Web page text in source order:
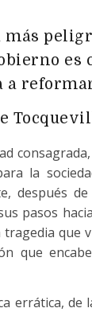
más
es
a
la
después
pasos
tragedia que
que
errática, de